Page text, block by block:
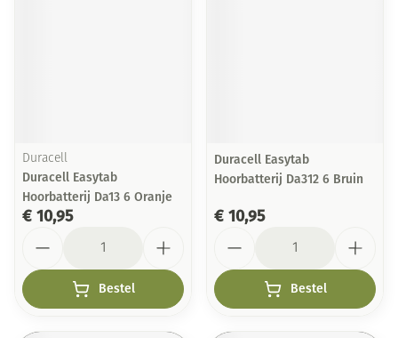
Duracell
Duracell Easytab
Hoorbatterij Da13 6 Oranje
€ 10,95
Bestel
Duracell Easytab
Hoorbatterij Da312 6 Bruin
€ 10,95
Bestel